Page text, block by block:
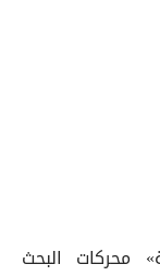
محركات البحث